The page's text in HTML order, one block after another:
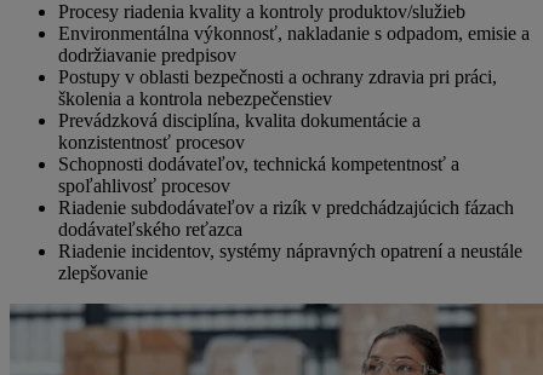
Procesy riadenia kvality a kontroly produktov/služieb
Environmentálna výkonnosť, nakladanie s odpadom, emisie a
dodržiavanie predpisov
Postupy v oblasti bezpečnosti a ochrany zdravia pri práci,
školenia a kontrola nebezpečenstiev
Prevádzková disciplína, kvalita dokumentácie a
konzistentnosť procesov
Schopnosti dodávateľov, technická kompetentnosť a
spoľahlivosť procesov
Riadenie subdodávateľov a rizík v predchádzajúcich fázach
dodávateľského reťazca
Riadenie incidentov, systémy nápravných opatrení a neustále
zlepšovanie